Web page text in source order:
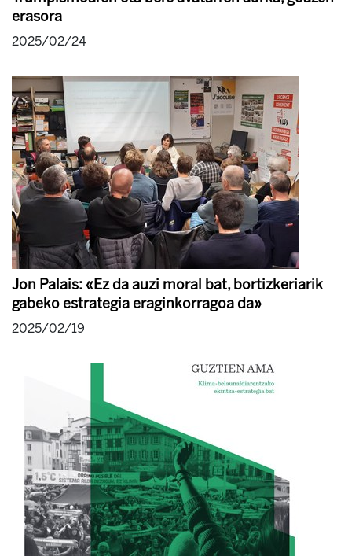
erasora
2025/02/24
Jon Palais: «Ez da auzi moral bat, bortizkeriarik
gabeko estrategia eraginkorragoa da»
2025/02/19